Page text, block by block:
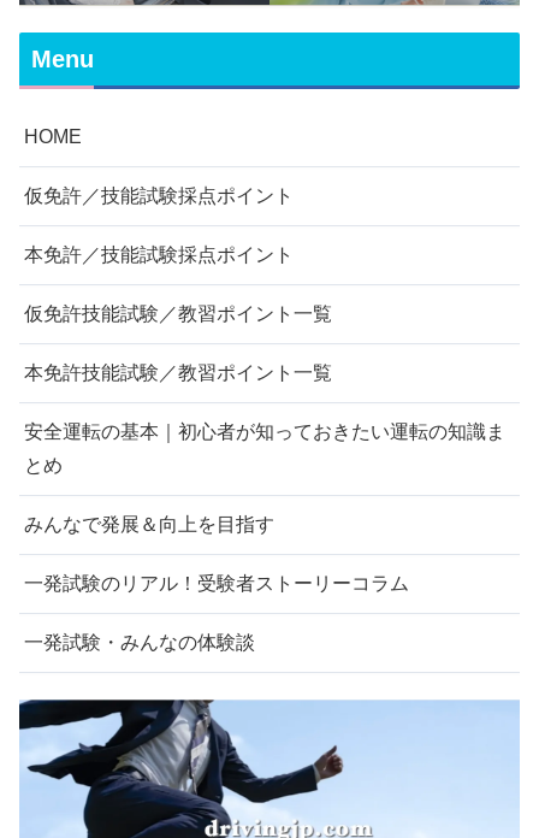
Menu
HOME
仮免許／技能試験採点ポイント
本免許／技能試験採点ポイント
仮免許技能試験／教習ポイント一覧
本免許技能試験／教習ポイント一覧
安全運転の基本｜初心者が知っておきたい運転の知識ま
とめ
みんなで発展＆向上を目指す
一発試験のリアル！受験者ストーリーコラム
一発試験・みんなの体験談